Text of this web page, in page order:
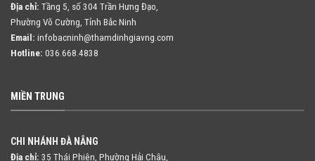
Địa chỉ: Tầng 5, số 304 Trần Hưng Đạo,
Phường Võ Cường, Tỉnh Bắc Ninh
Email: infobacninh@thamdinhgiavng.com
Hotline: 036.668.4838
MIỀN TRUNG
CHI NHÁNH ĐÀ NẴNG
Địa chỉ: 35 Thái Phiên, Phường Hải Châu,